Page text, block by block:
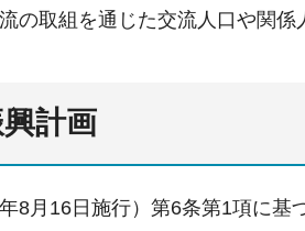
の取組を通じた交流人口や関
計画
8月16日施行）第6条第1項に